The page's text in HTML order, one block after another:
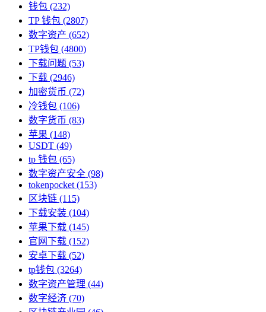
钱包 (232)
TP 钱包 (2807)
数字资产 (652)
TP钱包 (4800)
下载问题 (53)
下载 (2946)
加密货币 (72)
冷钱包 (106)
数字货币 (83)
苹果 (148)
USDT (49)
tp 钱包 (65)
数字资产安全 (98)
tokenpocket (153)
区块链 (115)
下载安装 (104)
苹果下载 (145)
官网下载 (152)
安卓下载 (52)
tp钱包 (3264)
数字资产管理 (44)
数字经济 (70)